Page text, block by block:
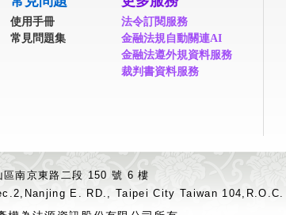
使用手冊
常見問題集
法令訂閱服務
金融法規自動關連AI
金融法遵外規資料服務
裁判書資料服務
區南京東路二段 150 號 6 樓
E. RD., Taipei City Taiwan 104,R.O.C.